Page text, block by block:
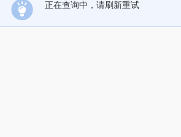
正在查询中，请刷新重试